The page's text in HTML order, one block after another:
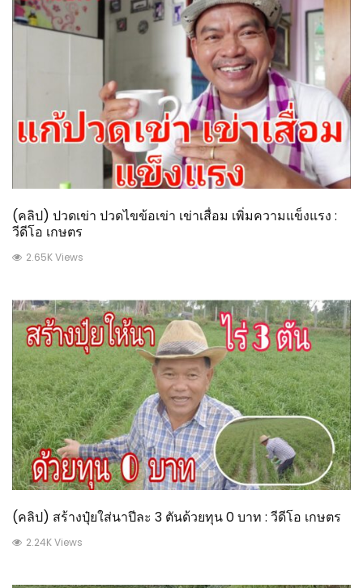
(คลิป) ปวดเข่า ปวดไขข้อเข่า เข่าเสื่อม เพิ่มความแข็งแรง :
วีดีโอ เกษตร
2.65K Views
(คลิป) สร้างปุ๋ยใส่นาปีละ 3 ตันด้วยทุน 0 บาท : วีดีโอ เกษตร
2.24K Views